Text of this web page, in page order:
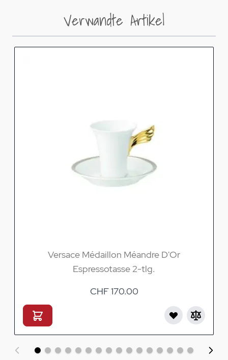
Verwandte Artikel
Versace Médaillon Méandre D'Or
Espressotasse 2-tlg.
CHF 170.00